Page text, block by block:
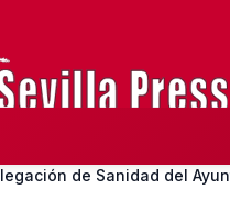
de Sanidad del